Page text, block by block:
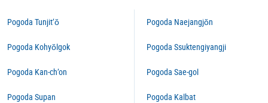
Pogoda Tunjit’ŏ
Pogoda Kohyŏlgok
Pogoda Kan-ch’on
Pogoda Supan
Pogoda Naejangjŏn
Pogoda Ssuktengiyangji
Pogoda Sae-gol
Pogoda Kalbat